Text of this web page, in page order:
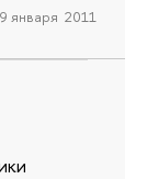
9 января 2011